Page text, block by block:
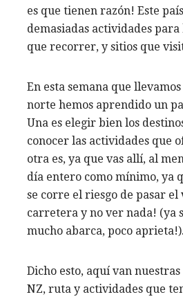
es que tienen razón! Este
demasiadas actividades
que recorrer, y sitios que
En esta semana que
norte hemos aprendido un
Una es elegir bien los
conocer las actividades que
otra es, ya que vas allí, al
día entero como mínimo, ya
se corre el riesgo de pasar el
carretera y no ver nada! (ya
mucho abarca, poco aprieta!).
Dicho esto, aquí van
NZ, ruta y actividades que